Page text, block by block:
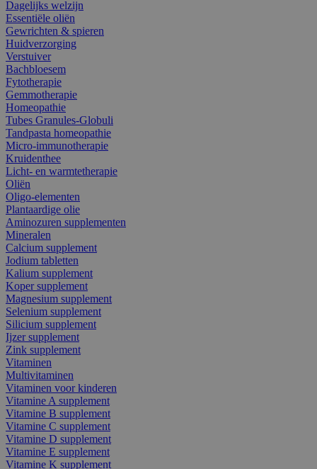
Dagelijks welzijn
Essentiële oliën
Gewrichten & spieren
Huidverzorging
Verstuiver
Bachbloesem
Fytotherapie
Gemmotherapie
Homeopathie
Tubes Granules-Globuli
Tandpasta homeopathie
Micro-immunotherapie
Kruidenthee
Licht- en warmtetherapie
Oliën
Oligo-elementen
Plantaardige olie
Aminozuren supplementen
Mineralen
Calcium supplement
Jodium tabletten
Kalium supplement
Koper supplement
Magnesium supplement
Selenium supplement
Silicium supplement
Ijzer supplement
Zink supplement
Vitaminen
Multivitaminen
Vitaminen voor kinderen
Vitamine A supplement
Vitamine B supplement
Vitamine C supplement
Vitamine D supplement
Vitamine E supplement
Vitamine K supplement